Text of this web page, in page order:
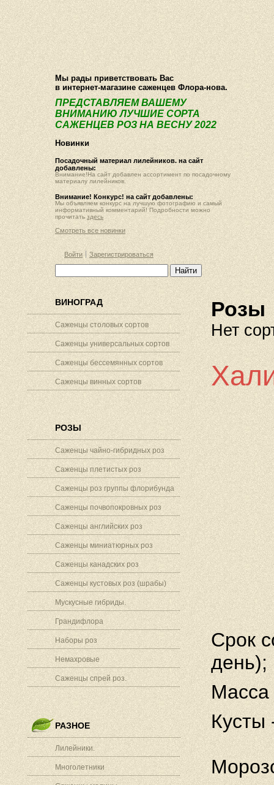
О компании Как купить Фотогалерея Статьи Опт
Мы рады приветствовать Вас
в интернет-магазине саженцев Флора-нова.
ПРЕДСТАВЛЯЕМ ВАШЕМУ
ВНИМАНИЮ ЛУЧШИЕ СОРТА
САЖЕНЦЕВ РОЗ НА ВЕСНУ 2022
Новинки
Посадочный материал лилейников. на сайт
добавлены:
Внимание!На сайт добавлен ассортимент по посадочному
материалу лилейников.
Внимание! Конкурс! на сайт добавлены:
Мы объявляем конкурс на лучшую фотографию и самый
информативный комментарий! Подробности можно
прочитать здесь
Смотреть все новинки
Войти Зарегистрироваться
ВИНОГРАД
Саженцы столовых сортов
Саженцы универсальных сортов
Саженцы бессемянных сортов
Саженцы винных сортов
РОЗЫ
Саженцы чайно-гибридных роз
Саженцы плетистых роз
Саженцы роз группы флорибунда
Саженцы почвопокровных роз
Саженцы английских роз
Саженцы миниатюрных роз
Саженцы канадских роз
Саженцы кустовых роз (шрабы)
Мускусные гибриды.
Грандифлора
Наборы роз
Немахровые
Саженцы спрей роз.
РАЗНОЕ
Лилейники.
Многолетники
Розы
Нет
Срок
день);
Масса
Кусты